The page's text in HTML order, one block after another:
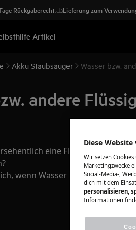
Rückgaberecht Lieferung zum
Artikel
Akku Staubsauger Wasser bzw.
andere
eine Flüssigkeit
wenn Wasser in den Sauger
Diese
Wir setzen
Marketingzwecke
Social-Media-,
dich mit dem
personalisieren,
Informationen